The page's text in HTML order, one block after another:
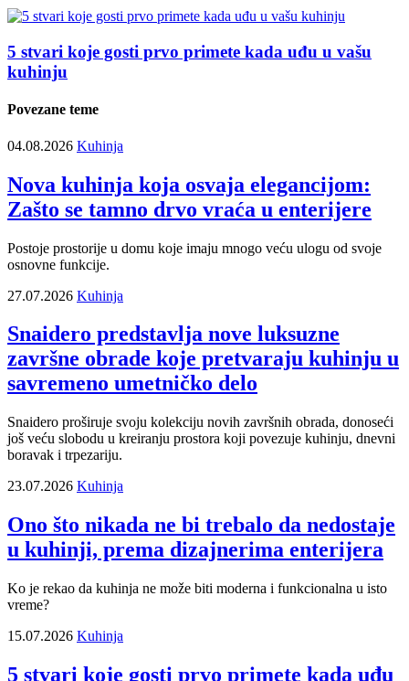
5 stvari koje gosti prvo primete kada uđu u vašu
kuhinju
Povezane teme
04.08.2026 Kuhinja
Nova kuhinja koja osvaja elegancijom:
Zašto se tamno drvo vraća u enterijere
Postoje prostorije u domu koje imaju mnogo veću ulogu od svoje
osnovne funkcije.
27.07.2026 Kuhinja
Snaidero predstavlja nove luksuzne
završne obrade koje pretvaraju kuhinju u
savremeno umetničko delo
Snaidero proširuje svoju kolekciju novih završnih obrada, donoseći
još veću slobodu u kreiranju prostora koji povezuje kuhinju, dnevni
boravak i trpezariju.
23.07.2026 Kuhinja
Ono što nikada ne bi trebalo da nedostaje
u kuhinji, prema dizajnerima enterijera
Ko je rekao da kuhinja ne može biti moderna i funkcionalna u isto
vreme?
15.07.2026 Kuhinja
5 stvari koje gosti prvo primete kada uđu